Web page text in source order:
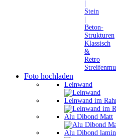
Stein
Beton-
Strukturen
Klassisch
&
Retro
Foto hochladen
Leinwand
Leinwand im
Alu Dibond Matt
Alu Dibond